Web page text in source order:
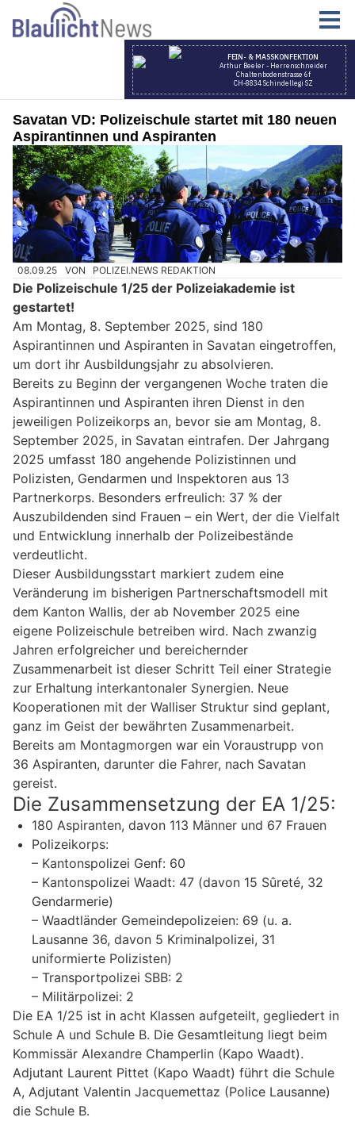
Savatan VD: Polizeischule startet mit 180 neuen
Aspirantinnen und Aspiranten
08.09.25 VON POLIZEI.NEWS REDAKTION
Die Polizeischule 1/25 der Polizeiakademie ist
gestartet!
Am Montag, 8. September 2025, sind 180
Aspirantinnen und Aspiranten in Savatan eingetroffen,
um dort ihr Ausbildungsjahr zu absolvieren.
Bereits zu Beginn der vergangenen Woche traten die
Aspirantinnen und Aspiranten ihren Dienst in den
jeweiligen Polizeikorps an, bevor sie am Montag, 8.
September 2025, in Savatan eintrafen. Der Jahrgang
2025 umfasst 180 angehende Polizistinnen und
Polizisten, Gendarmen und Inspektoren aus 13
Partnerkorps. Besonders erfreulich: 37 % der
Auszubildenden sind Frauen – ein Wert, der die Vielfalt
und Entwicklung innerhalb der Polizeibestände
verdeutlicht.
Dieser Ausbildungsstart markiert zudem eine
Veränderung im bisherigen Partnerschaftsmodell mit
dem Kanton Wallis, der ab November 2025 eine
eigene Polizeischule betreiben wird. Nach zwanzig
Jahren erfolgreicher und bereichernder
Zusammenarbeit ist dieser Schritt Teil einer Strategie
zur Erhaltung interkantonaler Synergien. Neue
Kooperationen mit der Walliser Struktur sind geplant,
ganz im Geist der bewährten Zusammenarbeit.
Bereits am Montagmorgen war ein Voraustrupp von
36 Aspiranten, darunter die Fahrer, nach Savatan
gereist.
Die Zusammensetzung der EA 1/25:
180 Aspiranten, davon 113 Männer und 67 Frauen
Polizeikorps:
– Kantonspolizei Genf: 60
– Kantonspolizei Waadt: 47 (davon 15 Sûreté, 32
Gendarmerie)
– Waadtländer Gemeindepolizeien: 69 (u. a.
Lausanne 36, davon 5 Kriminalpolizei, 31
uniformierte Polizisten)
– Transportpolizei SBB: 2
– Militärpolizei: 2
Die EA 1/25 ist in acht Klassen aufgeteilt, gegliedert in
Schule A und Schule B. Die Gesamtleitung liegt beim
Kommissär Alexandre Champerlin (Kapo Waadt).
Adjutant Laurent Pittet (Kapo Waadt) führt die Schule
A, Adjutant Valentin Jacquemettaz (Police Lausanne)
die Schule B.